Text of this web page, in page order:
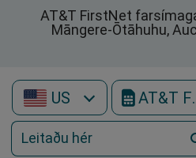
AT&T FirstNet
Māngere-Ōtāhuhu,
US